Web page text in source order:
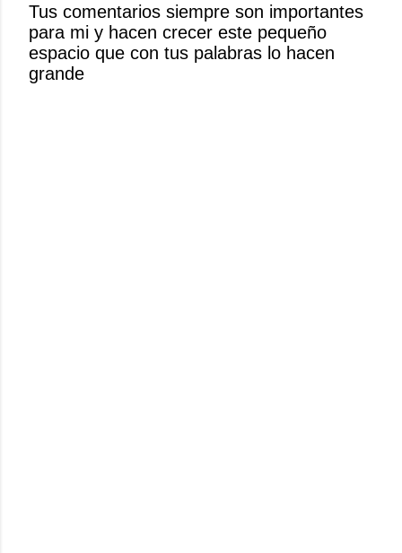
u
n
c
o
Tus comentarios siempre son importantes
para mi y hacen crecer este pequeño
espacio que con tus palabras lo hacen
grande